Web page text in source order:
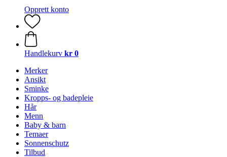
Opprett konto
Handlekurv kr 0
Merker
Ansikt
Sminke
Kropps- og badepleie
Hår
Menn
Baby & barn
Temaer
Sonnenschutz
Tilbud